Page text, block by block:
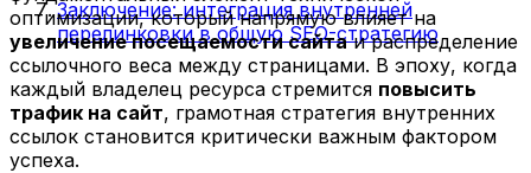
Заключение: интеграция внутренней
перелинковки в общую SEO-стратегию
оптимизации, который напрямую влияет на
увеличение посещаемости сайтаи распределение
ссылочного веса между страницами. В эпоху, когда
каждый владелец ресурса стремится повысить
трафик на сайт, грамотная стратегия внутренних
ссылок становится критически важным фактором
успеха.